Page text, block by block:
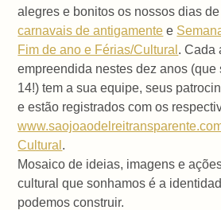
alegres e bonitos os nossos dias
carnavais de antigamente e
Fim de ano e Férias/Cultural . Cada
empreendida nestes dez anos (que
14!) tem a sua equipe, seus
e estão registrados com os
Cultural .
Mosaico de ideias, imagens e
cultural que sonhamos é a
podemos construir.